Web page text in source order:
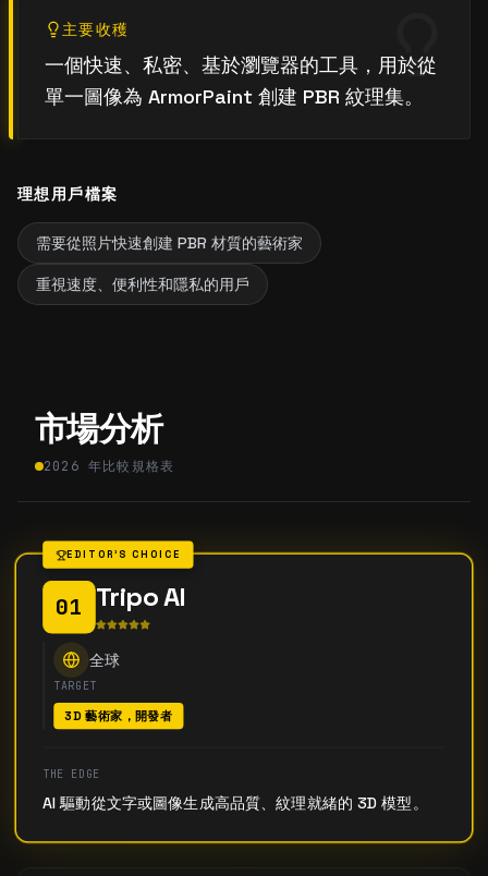
主要收穫
一個快速、私密、基於瀏覽器的工具，用於從
單一圖像為 ArmorPaint 創建 PBR 紋理集。
理想用戶檔案
需要從照片快速創建 PBR 材質的藝術家
重視速度、便利性和隱私的用戶
市場分析
2026 年比較規格表
EDITOR'S CHOICE
01 Tripo AI
全球
TARGET
3D 藝術家，開發者
THE EDGE
AI 驅動從文字或圖像生成高品質、紋理就緒的 3D 模型。